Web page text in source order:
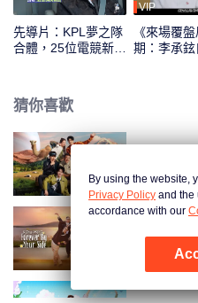
先導片：KPL夢之隊
合體，25位電競新人
VIP
《來場覆
期：李承
猜你喜歡
日落時分
By using the website,
Privacy Policy and the
accordance with our